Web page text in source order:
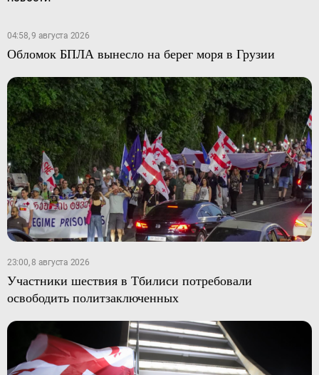
04:58, 9 августа 2026
Обломок БПЛА вынесло на берег моря в Грузии
23:00, 8 августа 2026
Участники шествия в Тбилиси потребовали
освободить политзаключенных